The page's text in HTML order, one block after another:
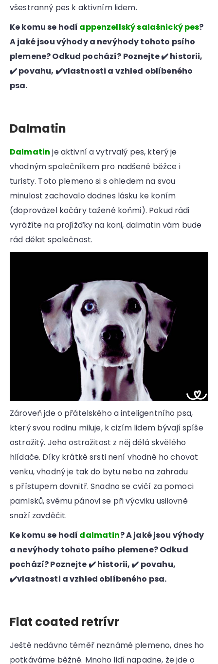
všestranný pes k aktivním lidem.
Ke komu se hodí appenzellský salašnický pes?
A jaké jsou výhody a nevýhody tohoto psího
plemene? Odkud pochází? Poznejte ✔️ historii,
✔️ povahu, ✔️vlastnosti a vzhled oblíbeného
psa.
Dalmatin
Dalmatin je aktivní a vytrvalý pes, který je
vhodným společníkem pro nadšené běžce i
turisty. Toto plemeno si s ohledem na svou
minulost zachovalo dodnes lásku ke koním
(doprovázel kočáry tažené koňmi). Pokud rádi
vyrážíte na projížďky na koni, dalmatin vám bude
rád dělat společnost.
Zároveň jde o přátelského a inteligentního psa,
který svou rodinu miluje, k cizím lidem bývají spíše
ostražitý. Jeho ostražitost z něj dělá skvělého
hlídače. Díky krátké srsti není vhodné ho chovat
venku, vhodný je tak do bytu nebo na zahradu
s přístupem dovnitř. Snadno se cvičí za pomoci
pamlsků, svému pánovi se při výcviku usilovně
snaží zavděčit.
Ke komu se hodí dalmatin? A jaké jsou výhody
a nevýhody tohoto psího plemene? Odkud
pochází? Poznejte ✔️ historii, ✔️ povahu,
✔️vlastnosti a vzhled oblíbeného psa.
Flat coated retrívr
Ještě nedávno téměř neznámé plemeno, dnes ho
potkáváme běžně. Mnoho lidí napadne, že jde o